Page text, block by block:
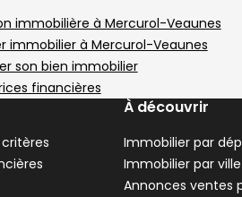
m²
251 m²
immobilière à Mercurol-Veaunes
immobilier à Mercurol-Veaunes
son bien immobilier
financières
À découvrir
Immobilier par
Immobilier par ville
Annonces ventes